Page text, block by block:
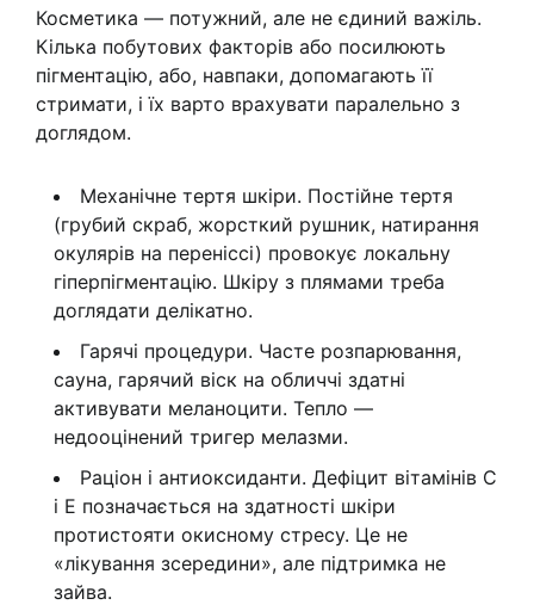
Косметика — потужний, але не єдиний важіль.
Кілька побутових факторів або посилюють
пігментацію, або, навпаки, допомагають її
стримати, і їх варто врахувати паралельно з
доглядом.
Механічне тертя шкіри. Постійне тертя
(грубий скраб, жорсткий рушник, натирання
окулярів на переніссі) провокує локальну
гіперпігментацію. Шкіру з плямами треба
доглядати делікатно.
Гарячі процедури. Часте розпарювання,
сауна, гарячий віск на обличчі здатні
активувати меланоцити. Тепло —
недооцінений тригер мелазми.
Раціон і антиоксиданти. Дефіцит вітамінів C
і E позначається на здатності шкіри
протистояти окисному стресу. Це не
«лікування зсередини», але підтримка не
зайва.